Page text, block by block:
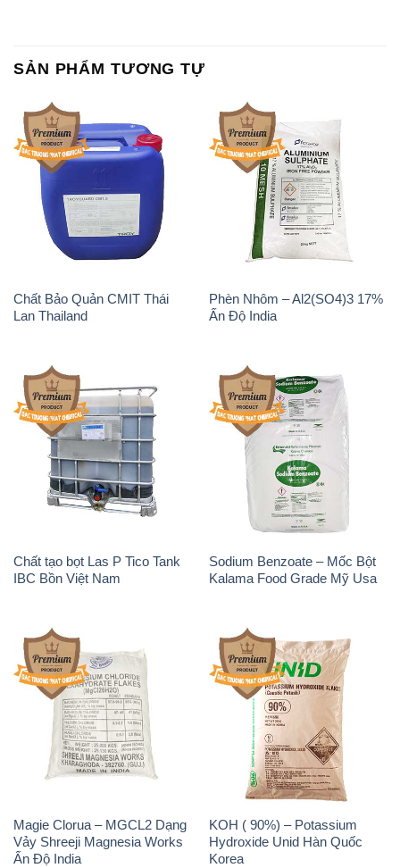
SẢN PHẨM TƯƠNG TỰ
Chất Bảo Quản CMIT Thái
Lan Thailand
Phèn Nhôm – Al2(SO4)3 17%
Ấn Độ India
Chất tạo bọt Las P Tico Tank
IBC Bồn Việt Nam
Sodium Benzoate – Mốc Bột
Kalama Food Grade Mỹ Usa
Magie Clorua – MGCL2 Dạng
Vảy Shreeji Magnesia Works
Ấn Độ India
KOH ( 90%) – Potassium
Hydroxide Unid Hàn Quốc
Korea